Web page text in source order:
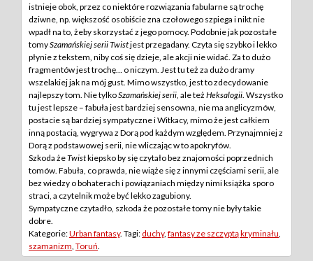
istnieje obok, przez co niektóre rozwiązania fabularne są trochę
dziwne, np. większość osobiście zna czołowego szpiega i nikt nie
wpadł na to, żeby skorzystać z jego pomocy. Podobnie jak pozostałe
tomySzamańskiej serii Twistjest przegadany. Czyta się szybko i lekko
płynie z tekstem, niby coś się dzieje, ale akcji nie widać. Za to dużo
fragmentów jest trochę… o niczym. Jest tu też za dużo dramy
wszelakiej jak na mój gust. Mimo wszystko, jest to zdecydowanie
najlepszy tom. Nie tylkoSzamańskiej serii , ale też Heksalogii . Wszystko
tu jest lepsze – fabuła jest bardziej sensowna, nie ma anglicyzmów,
postacie są bardziej sympatyczne i Witkacy, mimo że jest całkiem
inną postacią, wygrywa z Dorą pod każdym względem. Przynajmniej z
Dorą z podstawowej serii, nie wliczając w to apokryfów.
Szkoda żeTwistkiepsko by się czytało bez znajomości poprzednich
tomów. Fabuła, co prawda, nie wiąże się z innymi częściami serii, ale
bez wiedzy o bohaterach i powiązaniach między nimi książka sporo
straci, a czytelnik może być lekko zagubiony.
Sympatyczne czytadło, szkoda że pozostałe tomy nie były takie
dobre.
Kategorie:Urban fantasy. Tagi: duchy, fantasy ze szczyptą kryminału
szamanizm Toruń